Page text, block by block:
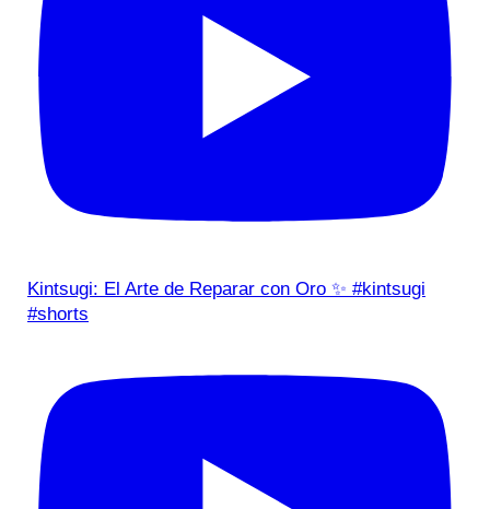
Kintsugi: El Arte de Reparar con Oro ✨ #kintsugi
#shorts